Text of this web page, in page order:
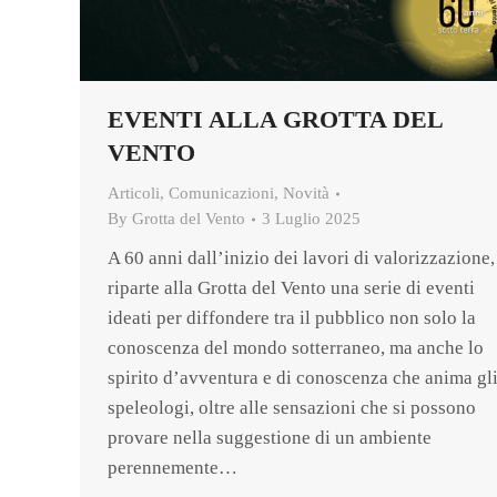
EVENTI ALLA GROTTA DEL
VENTO
Articoli, Comunicazioni, Novità
By Grotta del Vento 3 Luglio 2025
A 60 anni dall’inizio dei lavori di valorizzazione,
riparte alla Grotta del Vento una serie di eventi
ideati per diffondere tra il pubblico non solo la
conoscenza del mondo sotterraneo, ma anche lo
spirito d’avventura e di conoscenza che anima gli
speleologi, oltre alle sensazioni che si possono
provare nella suggestione di un ambiente
perennemente…